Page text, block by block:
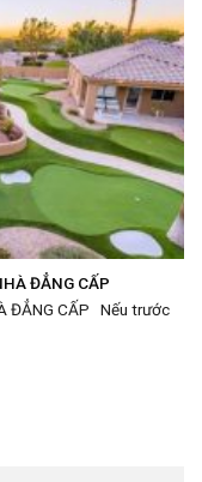
ĐẲNG CẤP
ĐẲNG CẤP Nếu trước